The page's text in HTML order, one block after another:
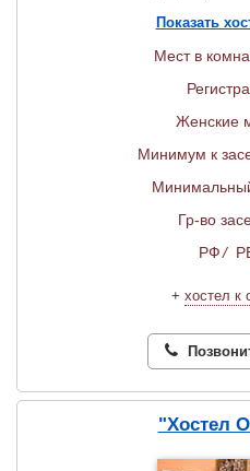
Показать
Мест в
Женские
Минимум к
Гр-во
РФ/
+ хостел к
"Хостел